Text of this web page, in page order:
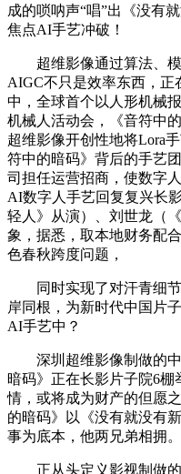
成的唢呐声“唱”出《没有
焦点AI手艺冲破！
超维影像通过算法、模
AIGC不只是效率东西，
中，全球首个以人形机械
机械人活动会，《音符中
超维影像开创性地将Lora
符中的暗码》背后的手艺
司担任运营招商，使数字
AI数字人手艺回复复兴长
轻人》从演）、刘世龙（
象，据悉，取本地财务配
色春秋跨度问题，
同时实现了对汗青细节
岸同根，为新时代中国片
AI手艺中？
深圳超维影像制做的中
暗码》正在长影片子院6
情，或将成为财产的但愿
的暗码》以《没有就没有
事为底本，他两兄弟相拥。
正从头定义影视制做的